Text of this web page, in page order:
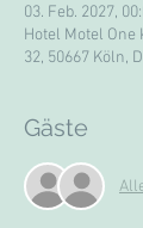
03. Feb. 2027,
Hotel Motel
32, 50667 Köln,
Gäste